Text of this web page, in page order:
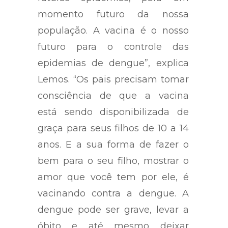
momento futuro da nossa
população. A vacina é o nosso
futuro para o controle das
epidemias de dengue”, explica
Lemos. “Os pais precisam tomar
consciência de que a vacina
está sendo disponibilizada de
graça para seus filhos de 10 a 14
anos. E a sua forma de fazer o
bem para o seu filho, mostrar o
amor que você tem por ele, é
vacinando contra a dengue. A
dengue pode ser grave, levar a